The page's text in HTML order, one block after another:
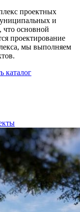
проектных
и
что основной
проектирование
мы выполняем
каталог